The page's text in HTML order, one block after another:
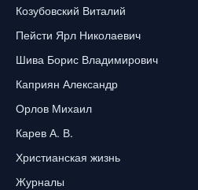
Козубовский Виталий
Пейсти Ярл Николаевич
Шива Борис Владимирович
Каприян Александр
Орлов Михаил
Карев А. В.
Христианская жизнь
Журналы